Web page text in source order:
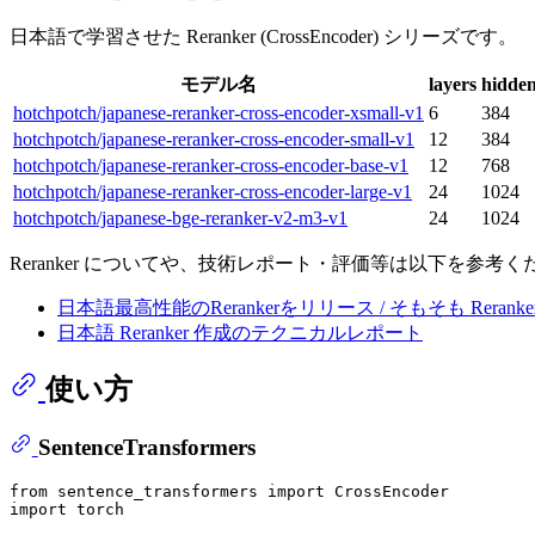
日本語で学習させた Reranker (CrossEncoder) シリーズです。
モデル名 layers
hotchpotch/japanese-reranker-cross-encoder-xsmall-v1 6
384
hotchpotch/japanese-reranker-cross-encoder-small-v1
12
384
hotchpotch/japanese-reranker-cross-encoder-base-v1
12
768
hotchpotch/japanese-reranker-cross-encoder-large-v1
24
1024
hotchpotch/japanese-bge-reranker-v2-m3-v1
24 1024
Reranker についてや、技術レポート・評価等は以下を参考く
日本語最高性能のRerankerをリリース / そもそも
日本語 Reranker 作成のテクニカルレポート
使い方
SentenceTransformers
from sentence_transformers import
import torch